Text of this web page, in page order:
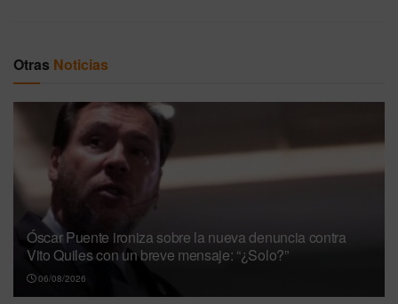
Otras Noticias
Óscar Puente ironiza sobre la nueva denuncia contra
Vito Quiles con un breve mensaje: “¿Solo?”
06/08/2026